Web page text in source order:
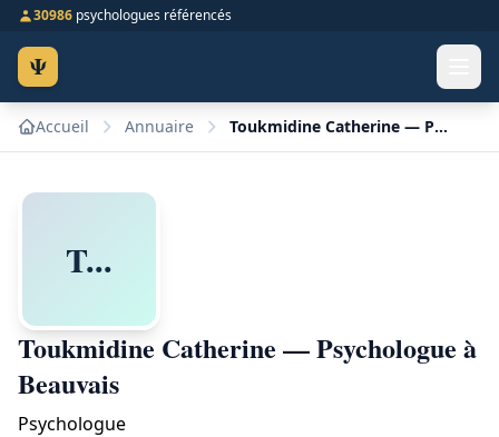
30986 psychologues référencés
Ψ
Accueil Annuaire Toukmidine Catherine — Psychologue à Beauvais
T...
Toukmidine Catherine — Psychologue à
Beauvais
Psychologue